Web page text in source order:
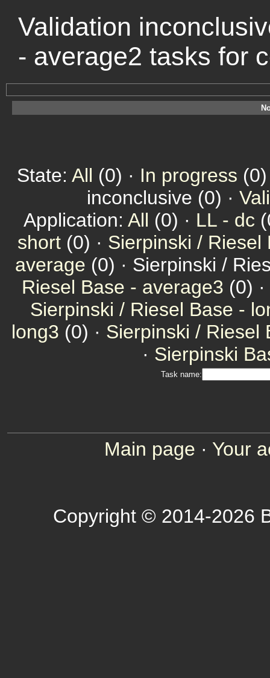
Validation
- average2 tasks for
State: All (0) · In progress
inconclusive (0) ·
Application: All (0) · LL - dc
short (0) · Sierpinski / Riesel
average (0) · Sierpinski /
Riesel Base - average3 (0) ·
Sierpinski / Riesel Base -
long3 (0) · Sierpinski / Riesel
· Sierpinski
Task name:
Main page · Your
Copyright © 2014-2026